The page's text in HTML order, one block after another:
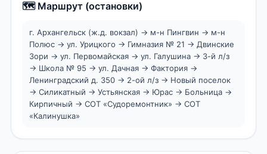
🗺️ Маршрут (остановки)
г. Архангельск (ж.д. вокзал) → м-н Пингвин → м-н
Полюс → ул. Урицкого → Гимназия № 21 → Двинские
Зори → ул. Первомайская → ул. Галушина → 3-й л/з
→ Школа № 95 → ул. Дачная → Фактория →
Ленинградский д. 350 → 2-ой л/з → Новый поселок
→ Силикатный → Устьянская → Юрас → Больница →
Кирпичный → СОТ «Судоремонтник» → СОТ
«Калинушка»